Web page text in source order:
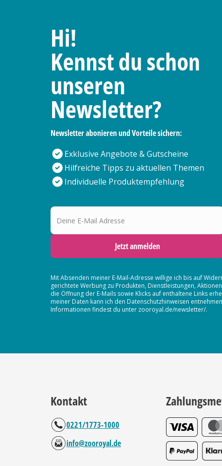
Hi!
Kennst du schon
unseren
Newsletter?
Newsletter abonieren und Vorteile sichern:
Exklusive Angebote & Gutscheine
Hilfreiche Tipps zu aktuellen Themen
Individuelle Produktempfehlung
Deine E-Mail Adresse
Jetzt anmelden
Mit Absenden meiner E-Mail-Adresse willige ich bis auf
gerichtete Werbung zu Produkten, Dienstleistungen,
die Öffnung der E-Mails sowie Klicks auf enthaltene Links
meiner Daten kann ich den Datenschutzhinweisen
Informationen findest du unter zooroyal.de/newsletter/.
Kontakt
0221/1773-1000
info@zooroyal.de